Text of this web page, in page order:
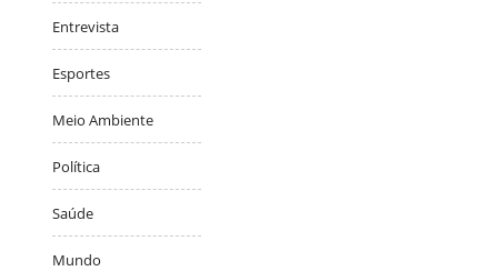
Entrevista
Esportes
Meio Ambiente
Política
Saúde
Mundo